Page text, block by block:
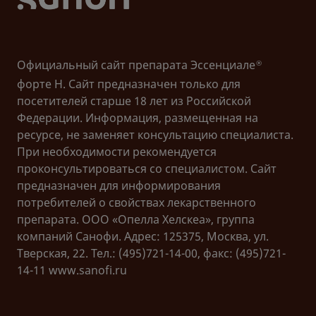
10.3727/105221617X15124844266408 .
ресурс. Дата доступа 25.10.2023. URL:
https://www.who.int/ru/news-room/fact-
sheets/detail/physical-activity .
5. Santaliestra-Pasías A. M., Mouratidou T., Huybrechts
I., Beghin L., Cuenca-García M., Castillo M. J., Galfo M.,
Hallstrom L., Kafatos A., Manios Y., Marcos A., Molnar
D., Plada M., Pedrero-Chamizo R., Widhalm K., De
Bourdeaudhuij I., Moreno L. A. Increased sedentary
behaviour is associated with unhealthy dietary
patterns in European adolescents participating in the
HELENA study. Eur J Clin Nutr. 2014 Mar;68(3):300-8.
DOI: 10.1038/ejcn.2013.170.
Официальный сайт препарата Эссенциале®
форте Н. Сайт предназначен только для
посетителей старше 18 лет из Российской
Федерации. Информация, размещенная на
ресурсе, не заменяет консультацию специалиста.
При необходимости рекомендуется
проконсультироваться со специалистом. Сайт
предназначен для информирования
потребителей о свойствах лекарственного
препарата. ООО «Опелла Хелскеа», группа
компаний Санофи. Адрес: 125375, Москва, ул.
Тверская, 22. Тел.: (495)721-14-00, факс: (495)721-
14-11 www.sanofi.ru